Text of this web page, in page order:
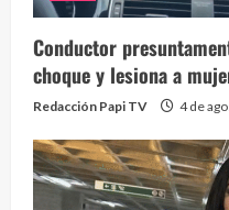
Conductor
choque y lesiona a
Redacción Papi TV 4 de